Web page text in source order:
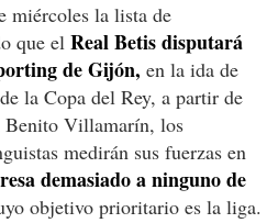
miércoles la lista de
que el Real Betis disputará
de Gijón, en la ida de
la Copa del Rey, a partir de
Benito Villamarín, los
medirán sus fuerzas en
demasiado a ninguno de
objetivo prioritario es la liga.